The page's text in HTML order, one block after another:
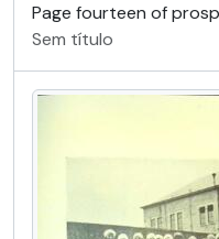
Page fourteen of
Sem título